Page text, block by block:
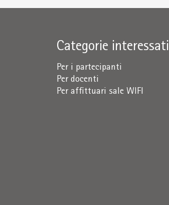
Categorie interessati
Per i partecipanti
Per docenti
Per affittuari sale WIFI